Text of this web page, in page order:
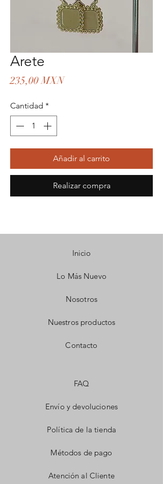
Arete
235,00 MXNPrecio
Cantidad *
Añadir al carrito
Realizar compra
Inicio
Lo Más Nuevo
Nosotros
Nuestros productos
Contacto
FAQ
Envío y devoluciones
Política de la tienda
Métodos de pago
Atención al Cliente